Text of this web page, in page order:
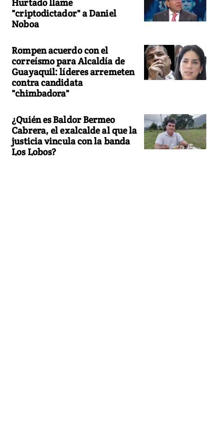
Hurtado llame
"criptodictador" a Daniel
Noboa
Rompen acuerdo con el
correísmo para Alcaldía de
Guayaquil: líderes arremeten
contra candidata
"chimbadora"
¿Quién es Baldor Bermeo
Cabrera, el exalcalde al que la
justicia vincula con la banda
Los Lobos?